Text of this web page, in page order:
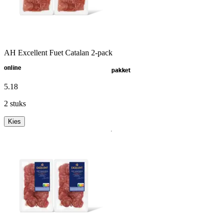
AH Excellent Fuet Catalan 2-pack
online pakket
5.18
2 stuks
Kies